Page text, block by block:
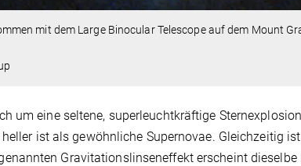
mit dem Large Binocular Telescope auf dem Mount
um eine seltene, superleuchtkräftige
ist als gewöhnliche Supernovae. Gleichzeitig
Gravitationslinseneffekt erscheint